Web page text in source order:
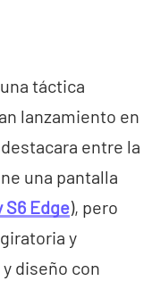
táctica
lanzamiento en
entre la
una pantalla
S6 Edge), pero
y
diseño con